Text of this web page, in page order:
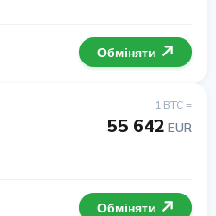
Обміняти
1 BTC =
55 642 EUR
Обміняти